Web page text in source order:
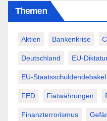
Themen
Aktien Bankenkrise
Deutschland EU-
EU-Staatsschuldendebakel
FED Fiatwährungen
Finanzterrorismus